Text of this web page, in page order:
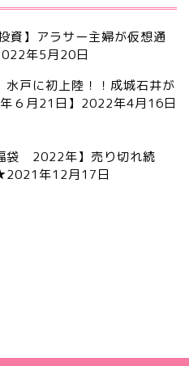
資】アラサー主婦が仮想通
年5月20日
水戸に初上陸！！成城石井が
６月21日】 2022年4月16日
袋 2022年】売り切れ続
2021年12月17日